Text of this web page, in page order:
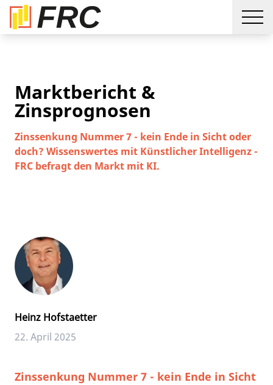
Marktbericht &
Zinsprognosen
Zinssenkung Nummer 7 - kein Ende in Sicht oder
doch? Wissenswertes mit Künstlicher Intelligenz -
FRC befragt den Markt mit KI.
Heinz Hofstaetter
22. April 2025
Zinssenkung Nummer 7 - kein Ende in Sicht